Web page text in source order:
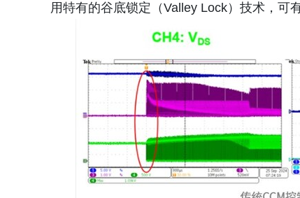
用特有的谷底锁定（Valley Lock）技术，可